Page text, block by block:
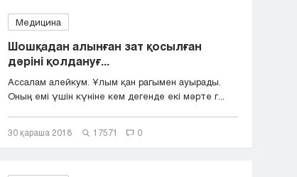
Медицина
Шошқадан алынған зат қосылған
дәріні қолдануғ...
Ассалам алейкум. Ұлым қан рагымен ауырады.
Оның емі үшін күніне кем дегенде екі мәрте г...
30 қараша 2018 17571 0